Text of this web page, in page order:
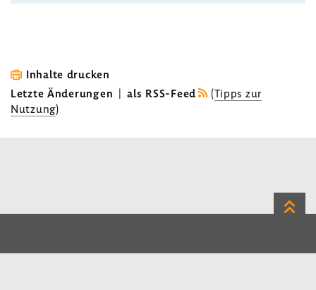
Inhalte drucken
Letzte Änderungen | als RSS-Feed (Tipps zur
Nutzung)
Zum